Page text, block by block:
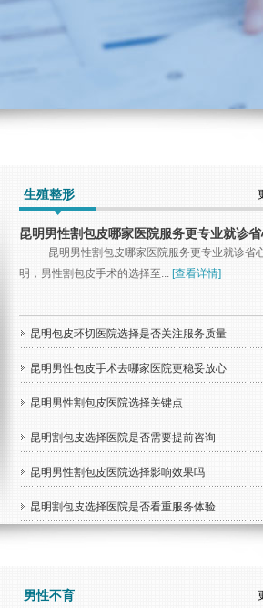
生殖整形
昆明男性割包皮哪家医院服务更专业就诊
昆明男性割包皮哪家医院服务更专业就诊省
明，男性割包皮手术的选择至... [查看详情]
昆明包皮环切医院选择是否关注服务质量
昆明男性包皮手术去哪家医院更稳妥放心
昆明男性割包皮医院选择关键点
昆明割包皮选择医院是否需要提前咨询
昆明男性割包皮医院选择影响效果吗
昆明割包皮选择医院是否看重服务体验
男性不育